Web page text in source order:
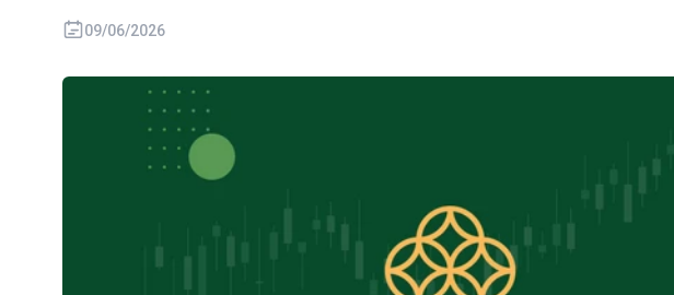
09/06/2026